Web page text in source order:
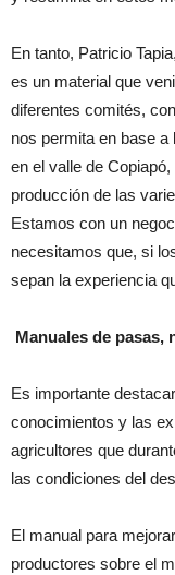
En tanto, Patricio
es un material que
diferentes comités,
nos permita en base a
en el valle de
producción de las
Estamos con un
necesitamos que, si
sepan la experiencia
Manuales de pasas,
Es importante
conocimientos y las
agricultores que
las condiciones del
El manual para
productores sobre el